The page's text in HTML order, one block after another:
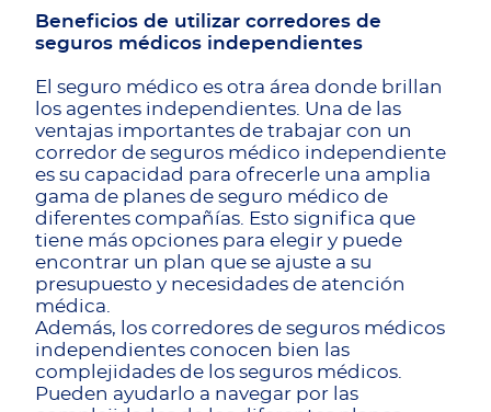
Beneficios de utilizar corredores de
seguros médicos independientes
El seguro médico es otra área donde brillan
los agentes independientes. Una de las
ventajas importantes de trabajar con un
corredor de seguros médico independiente
es su capacidad para ofrecerle una amplia
gama de planes de seguro médico de
diferentes compañías. Esto significa que
tiene más opciones para elegir y puede
encontrar un plan que se ajuste a su
presupuesto y necesidades de atención
médica.
Además, los corredores de seguros médicos
independientes conocen bien las
complejidades de los seguros médicos.
Pueden ayudarlo a navegar por las